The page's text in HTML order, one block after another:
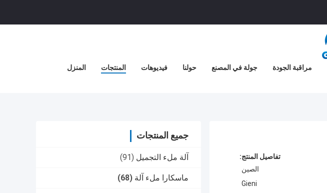
المنزل المنتجات فيديوهات حولنا جولة في المصنع مراقبة الجودة
جميع المنتجات
آلة ملء التجميل (91)
ماسكارا ملء آلة (68)
تفاصيل المنتج:
الصين
Gieni